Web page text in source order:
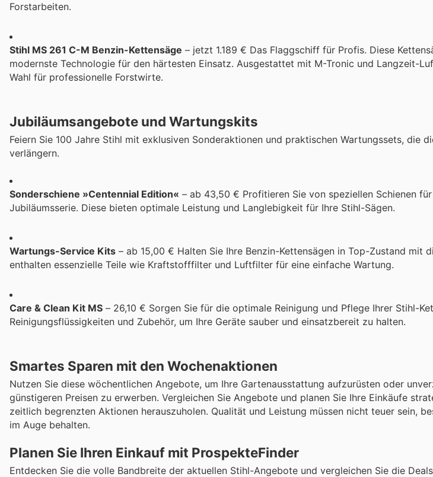
Forstarbeiten.
Stihl MS 261 C-M Benzin-Kettensäge – jetzt 1.189 € Das Flaggschiff für Profis. Diese
modernste Technologie für den härtesten Einsatz. Ausgestattet mit M-Tronic und Langzeit-
Wahl für professionelle Forstwirte.
Jubiläumsangebote und Wartungskits
Feiern Sie 100 Jahre Stihl mit exklusiven Sonderaktionen und praktischen Wartungssets, die
verlängern.
Sonderschiene »Centennial Edition« – ab 43,50 € Profitieren Sie von speziellen Schienen
Jubiläumsserie. Diese bieten optimale Leistung und Langlebigkeit für Ihre Stihl-Sägen.
Wartungs-Service Kits – ab 15,00 € Halten Sie Ihre Benzin-Kettensägen in Top-Zustand mit
enthalten essenzielle Teile wie Kraftstofffilter und Luftfilter für eine einfache Wartung.
Care & Clean Kit MS – 26,10 € Sorgen Sie für die optimale Reinigung und Pflege Ihrer Stihl-
Reinigungsflüssigkeiten und Zubehör, um Ihre Geräte sauber und einsatzbereit zu halten.
Smartes Sparen mit den Wochenaktionen
Nutzen Sie diese wöchentlichen Angebote, um Ihre Gartenausstattung aufzurüsten oder
günstigeren Preisen zu erwerben. Vergleichen Sie Angebote und planen Sie Ihre Einkäufe
zeitlich begrenzten Aktionen herauszuholen. Qualität und Leistung müssen nicht teuer sein,
im Auge behalten.
Planen Sie Ihren Einkauf mit ProspekteFinder
Entdecken Sie die volle Bandbreite der aktuellen Stihl-Angebote und vergleichen Sie die